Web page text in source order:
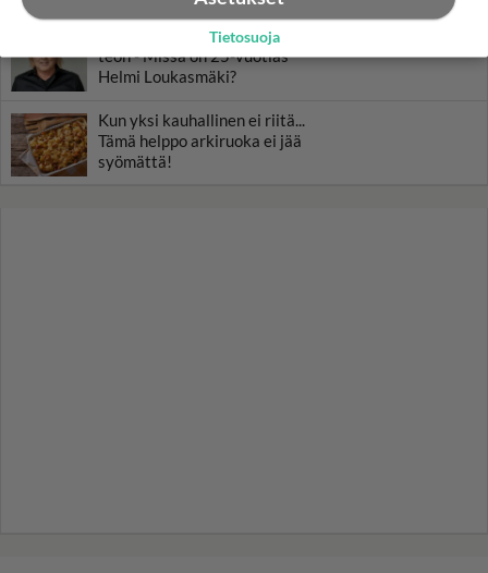
Danny, 83, teki yllättävän
teon - Missä on 25-vuotias
Helmi Loukasmäki?
Kun yksi kauhallinen ei riitä...
Tämä helppo arkiruoka ei jää
syömättä!
Tietosuoja